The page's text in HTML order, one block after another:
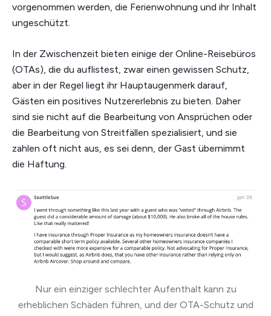
vorgenommen werden, die Ferienwohnung und ihr Inhalt
ungeschützt.
In der Zwischenzeit bieten einige der Online-Reisebüros
(OTAs), die du auflistest, zwar einen gewissen Schutz,
aber in der Regel liegt ihr Hauptaugenmerk darauf,
Gästen ein positives Nutzererlebnis zu bieten. Daher
sind sie nicht auf die Bearbeitung von Ansprüchen oder
die Bearbeitung von Streitfällen spezialisiert, und sie
zahlen oft nicht aus, es sei denn, der Gast übernimmt
die Haftung.
Nur ein einziger schlechter Aufenthalt kann zu
erheblichen Schäden führen, und der OTA-Schutz und